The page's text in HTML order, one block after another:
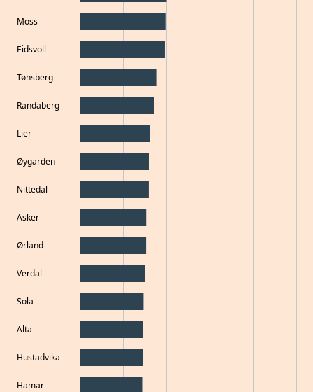
Moss
Eidsvoll
Tønsberg
Randaberg
Lier
Øygarden
Nittedal
Asker
Ørland
Verdal
Sola
Alta
Hustadvika
Hamar